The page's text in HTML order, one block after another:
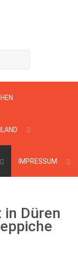
IMPRESSUM
in Düren